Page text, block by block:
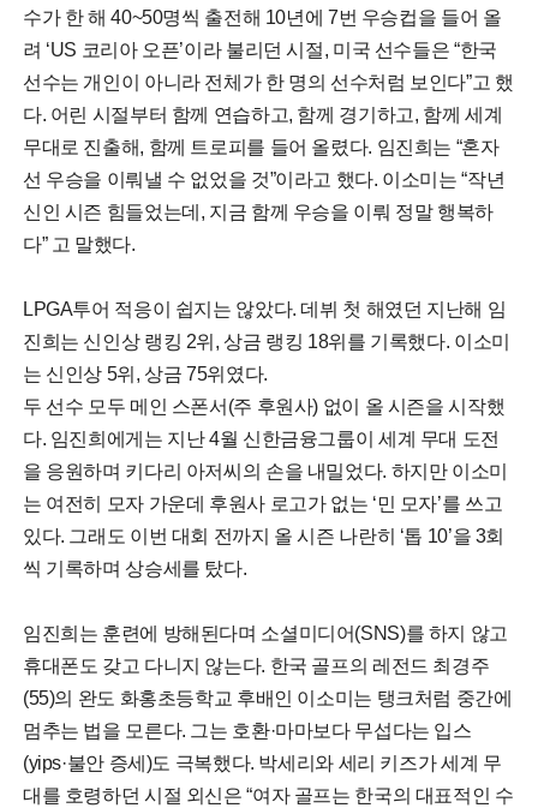
수가 한 해 40~50명씩 출전해 10년에 7번 우승컵을 들어 올
려 ‘US 코리아 오픈’이라 불리던 시절, 미국 선수들은 “한국
선수는 개인이 아니라 전체가 한 명의 선수처럼 보인다”고 했
다. 어린 시절부터 함께 연습하고, 함께 경기하고, 함께 세계
무대로 진출해, 함께 트로피를 들어 올렸다. 임진희는 “혼자
선 우승을 이뤄낼 수 없었을 것”이라고 했다. 이소미는 “작년
신인 시즌 힘들었는데, 지금 함께 우승을 이뤄 정말 행복하
다” 고 말했다.
LPGA투어 적응이 쉽지는 않았다. 데뷔 첫 해였던 지난해 임
진희는 신인상 랭킹 2위, 상금 랭킹 18위를 기록했다. 이소미
는 신인상 5위, 상금 75위였다.
두 선수 모두 메인 스폰서(주 후원사) 없이 올 시즌을 시작했
다. 임진희에게는 지난 4월 신한금융그룹이 세계 무대 도전
을 응원하며 키다리 아저씨의 손을 내밀었다. 하지만 이소미
는 여전히 모자 가운데 후원사 로고가 없는 ‘민 모자’를 쓰고
있다. 그래도 이번 대회 전까지 올 시즌 나란히 ‘톱 10’을 3회
씩 기록하며 상승세를 탔다.
임진희는 훈련에 방해된다며 소셜미디어(SNS)를 하지 않고
휴대폰도 갖고 다니지 않는다. 한국 골프의 레전드 최경주
(55)의 완도 화홍초등학교 후배인 이소미는 탱크처럼 중간에
멈추는 법을 모른다. 그는 호환·마마보다 무섭다는 입스
(yips·불안 증세)도 극복했다. 박세리와 세리 키즈가 세계 무
대를 호령하던 시절 외신은 “여자 골프는 한국의 대표적인 수